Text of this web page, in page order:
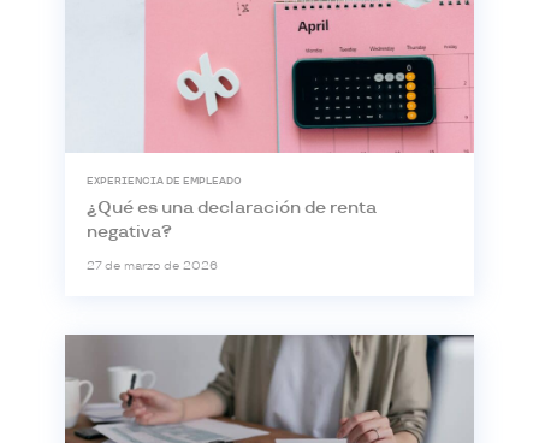
EXPERIENCIA DE EMPLEADO
¿Qué es una declaración de renta
negativa?
27 de marzo de 2026